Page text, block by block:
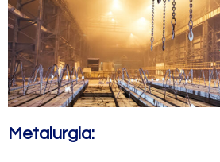
Metalurgia: